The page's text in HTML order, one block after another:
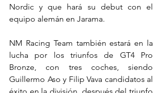
Nordic y que hará su debut con el
equipo alemán en Jarama.
NM Racing Team también estará en la
lucha por los triunfos de GT4 Pro
Bronze, con tres coches, siendo
Guillermo Aso y Filip Vava candidatos al
éxito en la división, después del triunfo